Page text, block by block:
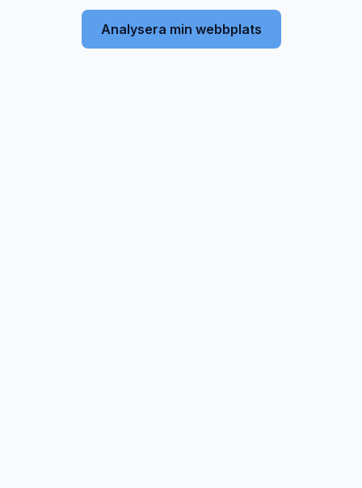
Analysera min webbplats